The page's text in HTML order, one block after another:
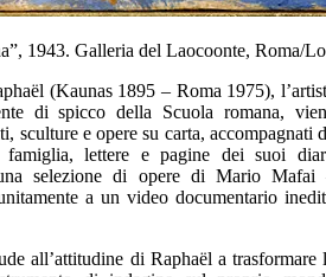
1943. Galleria del Laocoonte, Roma/
(Kaunas 1895 – Roma 1975),
di spicco della Scuola romana,
sculture e opere su carta, accompagnati
famiglia, lettere e pagine dei suoi
una selezione di opere di Mario Mafai
a un video documentario
all’attitudine di Raphaël a trasformare